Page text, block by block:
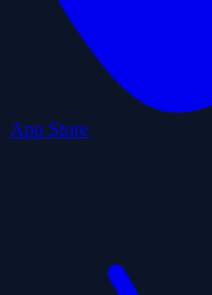
App Store